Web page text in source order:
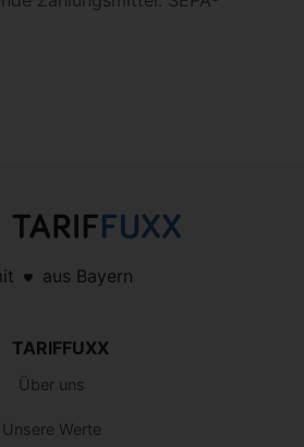
aus Bayern
TARIFFUXX
Über uns
Unsere Werte